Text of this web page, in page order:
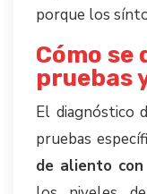
porque los
Cómo
pruebas
El diagnóstico
pruebas
de aliento